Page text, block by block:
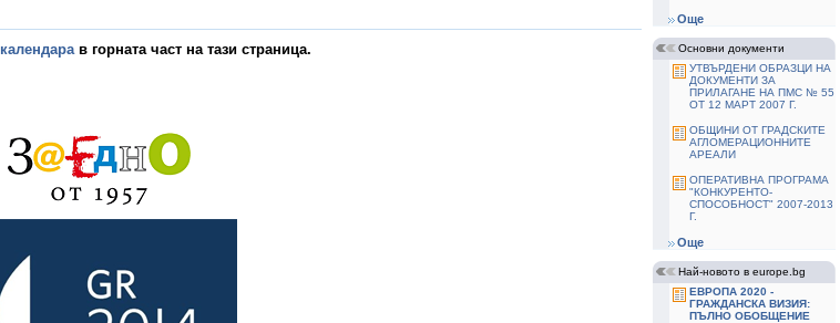
календарав горната част на тази страница.
Още
Основни документи
УТВЪРДЕНИ ОБРАЗЦИ НА
ДОКУМЕНТИ ЗА
ПРИЛАГАНЕ НА ПМС № 55
ОТ 12 МАРТ 2007 Г.
ОБЩИНИ ОТ ГРАДСКИТЕ
АГЛОМЕРАЦИОННИТЕ
АРЕАЛИ
ОПЕРАТИВНА ПРОГРАМА
"КОНКУРЕНТО-
СПОСОБНОСТ" 2007-2013
Г.
Още
Най-новото в europe.bg
ЕВРОПА 2020 -
ГРАЖДАНСКА ВИЗИЯ:
ПЪЛНО ОБОБЩЕНИЕ